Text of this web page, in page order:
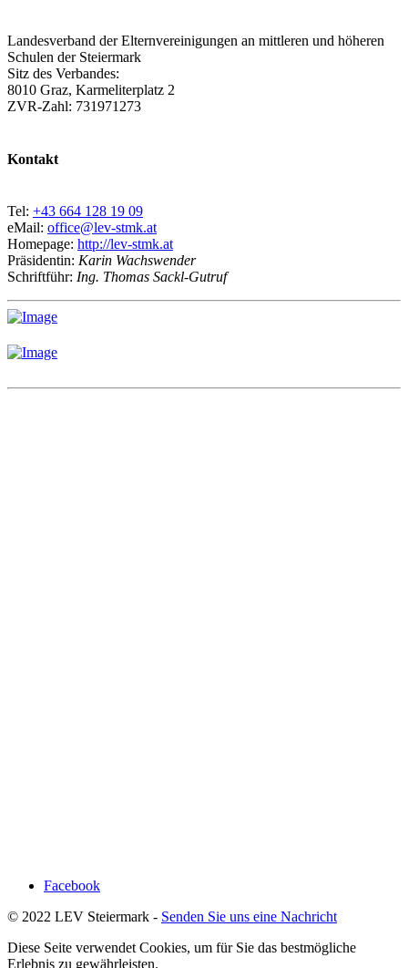
Landesverband der Elternvereinigungen an mittleren und höheren
Schulen der Steiermark
Sitz des Verbandes:
8010 Graz, Karmeliterplatz 2
ZVR-Zahl: 731971273
Kontakt
Tel: +43 664 128 19 09
eMail: office@lev-stmk.at
Homepage: http://lev-stmk.at
Präsidentin: Karin Wachswender
Schriftführ: Ing. Thomas Sackl-Gutruf
Facebook
© 2022 LEV Steiermark - Senden Sie uns eine Nachricht
Diese Seite verwendet Cookies, um für Sie das bestmögliche
Erlebnis zu gewährleisten.